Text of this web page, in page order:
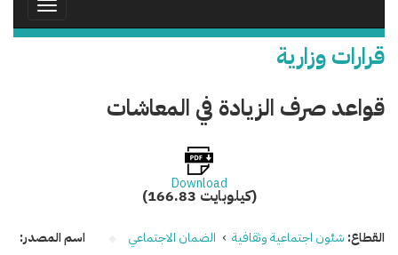
Toggle
قرارات وزارية
قواعد صرف الزيادة في المعاشات
Download
(166.83 كيلوبايت)
القطاع: شئون اجتماعية وثقافية › الضمان الاجتماعي
اسم المصدر: